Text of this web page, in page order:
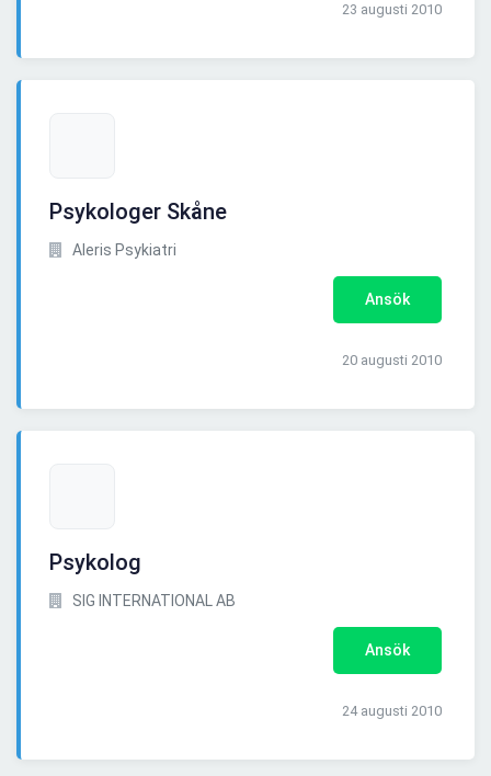
23 augusti 2010
Psykologer Skåne
Aleris Psykiatri
Ansök
20 augusti 2010
Psykolog
SIG INTERNATIONAL AB
Ansök
24 augusti 2010